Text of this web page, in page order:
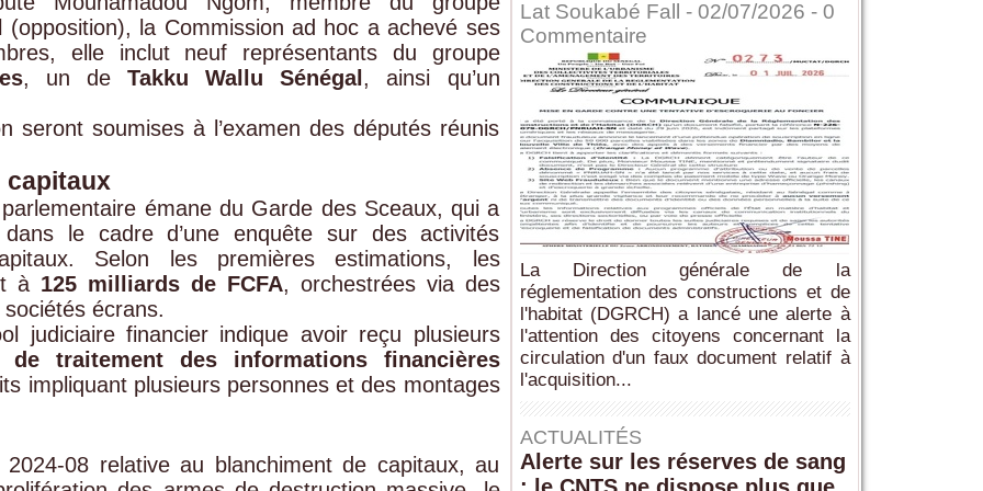
(opposition), la Commission ad hoc a achevé ses
elle inclut neuf représentants du groupe
, un deTakku Wallu Sénégal , ainsi qu’un
seront soumises à l’examen des députés réunis
capitaux
émane du Garde des Sceaux, qui a
le cadre d’une enquête sur des activités
Selon les premières estimations, les
à 125 milliards de FCFA, orchestrées via des
écrans.
judiciaire financier indique avoir reçu plusieurs
de traitement des informations financières
impliquant plusieurs personnes et des montages
08 relative au blanchiment de capitaux, au
Lat Soukabé Fall - 02/07/2026 - 0
Commentaire
La Direction générale de la
réglementation des constructions et de
l'habitat (DGRCH) a lancé une alerte à
l'attention des citoyens concernant la
circulation d'un faux document relatif à
l'acquisition...
ACTUALITÉS
Alerte sur les réserves de sang